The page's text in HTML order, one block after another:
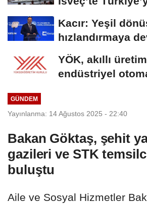
Kacır: Yeşil
hızlandırmaya
YÖK, akıllı
endüstriyel
GÜNDEM
Yayınlanma: 14 Ağustos 2025 - 22:40
Bakan Göktaş, şehit
gazileri ve STK
buluştu
Aile ve Sosyal Hizmetler